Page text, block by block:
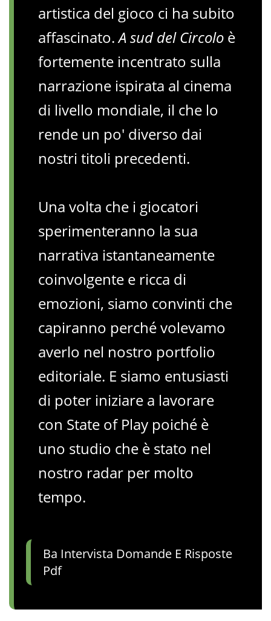
artistica del gioco ci ha subito
affascinato.A sud del Circolo è
fortemente incentrato sulla
narrazione ispirata al cinema
di livello mondiale, il che lo
rende un po' diverso dai
nostri titoli precedenti.
Una volta che i giocatori
sperimenteranno la sua
narrativa istantaneamente
coinvolgente e ricca di
emozioni, siamo convinti che
capiranno perché volevamo
averlo nel nostro portfolio
editoriale. E siamo entusiasti
di poter iniziare a lavorare
con State of Play poiché è
uno studio che è stato nel
nostro radar per molto
tempo.
Ba Intervista Domande E Risposte
Pdf